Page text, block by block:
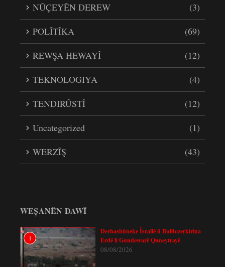
NÛÇEYÊN DEREW
(3)
POLÎTÎKA
(69)
REWŞA HEWAYÎ
(12)
TEKNOLOGIYA
(4)
TENDIRÛSTÎ
(12)
Uncategorized
(1)
WERZÎŞ
(43)
WEȘANÊN DAWÎ
1
Derbasbûneke Îsraîlê û Buldozerkirina
Erdê li Gundewarê Quneytrayê
08/08/2026